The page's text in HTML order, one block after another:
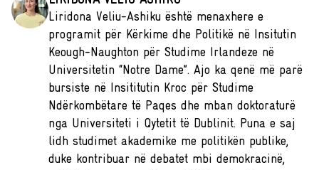
Liridona Veliu-Ashiku është menaxhere e
programit për Kërkime dhe Politikë në Insitutin
Keough-Naughton për Studime Irlandeze në
Universitetin “Notre Dame”. Ajo ka qenë më parë
bursiste në Insititutin Kroc për Studime
Ndërkombëtare të Paqes dhe mban doktoraturë
nga Universiteti i Qytetit të Dublinit. Puna e saj
lidh studimet akademike me politikën publike,
duke kontribuar në debatet mbi demokracinë,